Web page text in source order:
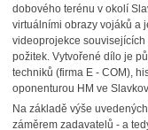
dobového terénu v okolí
virtuálními obrazy vojáků a
videoprojekce
požitek. Vytvořené dílo je
techniků (firma E - COM),
oponenturou HM ve
Na základě výše
záměrem zadavatelů - a